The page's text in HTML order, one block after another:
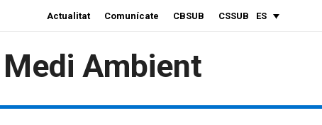
ES
Actualitat Comunícate CBSUB CSSUB
Ambient